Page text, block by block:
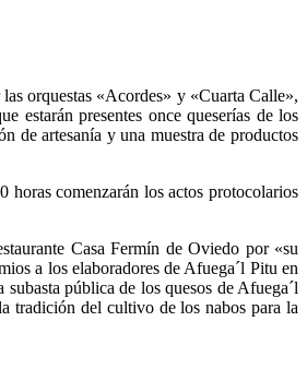
orquestas «Acordes» y «Cuarta Calle»,
estarán presentes once queserías de los
de artesanía y una muestra de productos
horas comenzarán los actos protocolarios
Casa Fermín de Oviedo por «su
a los elaboradores de Afuega´l Pitu en
pública de los quesos de Afuega´l
tradición del cultivo de los nabos para la